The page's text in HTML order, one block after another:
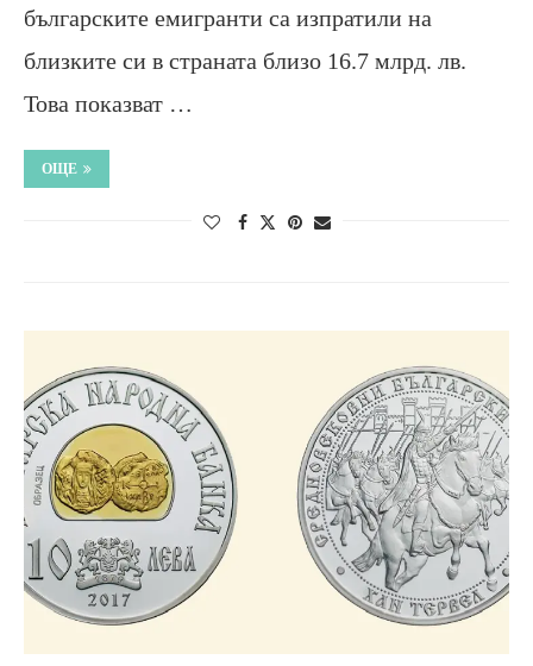
българските емигранти са изпратили на
близките си в страната близо 16.7 млрд. лв.
Това показват …
ОЩЕ